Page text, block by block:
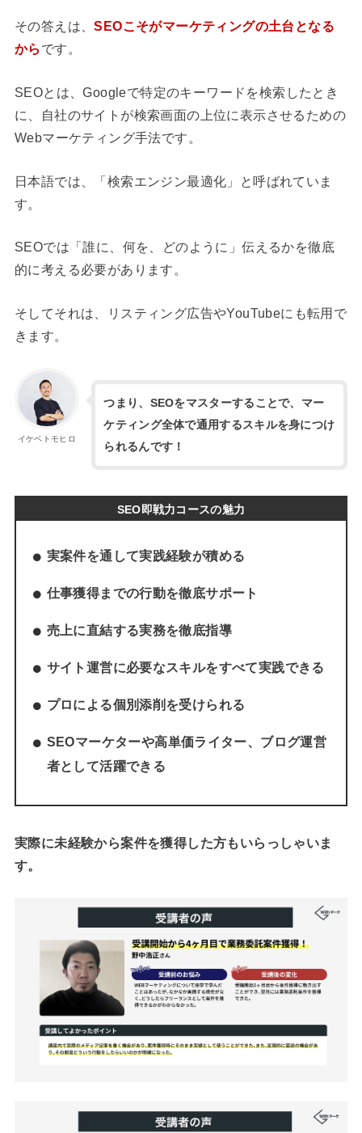
その答えは、SEOこそがマーケティングの土台となる
から です。
SEOとは、Googleで特定のキーワードを検索したとき
に、自社のサイトが検索画面の上位に表示させるための
Webマーケティング手法です。
日本語では、「検索エンジン最適化」と呼ばれていま
す。
SEOでは「誰に、何を、どのように」伝えるかを徹底
的に考える必要があります。
そしてそれは、リスティング広告やYouTubeにも転用で
きます。
イケベトモヒロ
つまり、SEOをマスターすることで、マー
ケティング全体で通用するスキルを身につけ
られるんです！
SEO即戦力コースの魅力
実案件を通して実践経験が積める
仕事獲得までの行動を徹底サポート
売上に直結する実務を徹底指導
サイト運営に必要なスキルをすべて実践できる
プロによる個別添削を受けられる
SEOマーケターや高単価ライター、ブログ運営
者として活躍できる
実際に未経験から案件を獲得した方もいらっしゃいま
す。